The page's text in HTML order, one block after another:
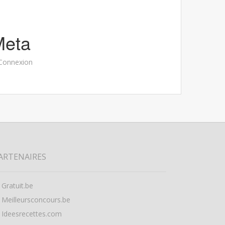
Gratuit.be
Meilleursconcours.be
Ideesrecettes.com